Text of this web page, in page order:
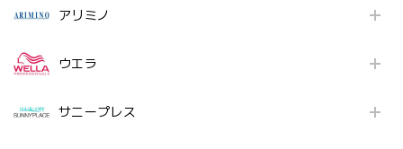
アリミノ
ウエラ
サニープレス